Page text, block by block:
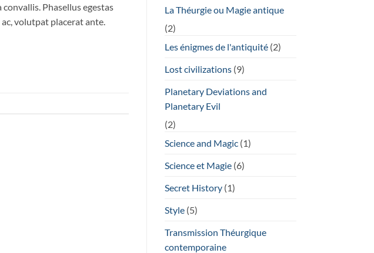
Phasellus egestas
volutpat placerat ante.
La Théurgie ou Magie antique
(2)
Les énigmes de l'antiquité (2)
Lost civilizations (9)
Planetary Deviations and
Planetary Evil
(2)
Science and Magic (1)
Science et Magie (6)
Secret History (1)
Style (5)
Transmission Théurgique
contemporaine